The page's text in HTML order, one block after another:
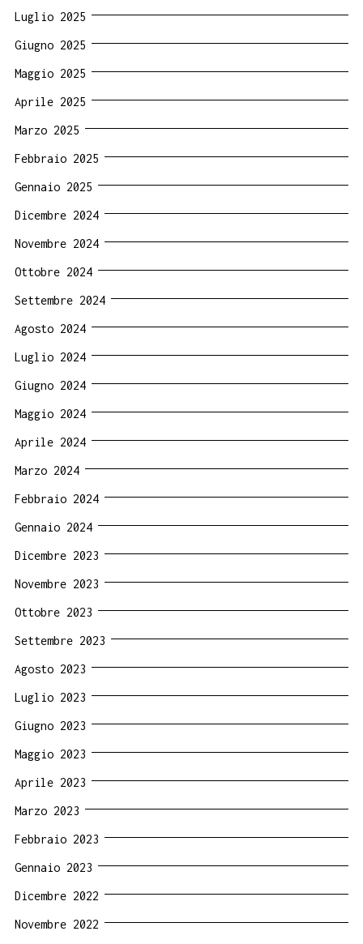
Luglio 2025
Giugno 2025
Maggio 2025
Aprile 2025
Marzo 2025
Febbraio 2025
Gennaio 2025
Dicembre 2024
Novembre 2024
Ottobre 2024
Settembre 2024
Agosto 2024
Luglio 2024
Giugno 2024
Maggio 2024
Aprile 2024
Marzo 2024
Febbraio 2024
Gennaio 2024
Dicembre 2023
Novembre 2023
Ottobre 2023
Settembre 2023
Agosto 2023
Luglio 2023
Giugno 2023
Maggio 2023
Aprile 2023
Marzo 2023
Febbraio 2023
Gennaio 2023
Dicembre 2022
Novembre 2022